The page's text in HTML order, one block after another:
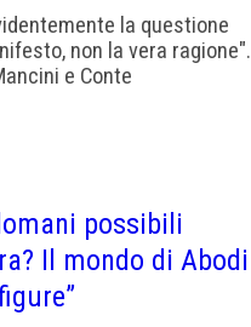
la questione
non la vera ragione".
e Conte
possibili
Il mondo di Abodi